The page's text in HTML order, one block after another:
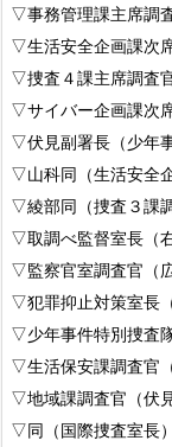
▽事務管理課主席調
▽生活安全企画課次
▽捜査４課主席調査
▽サイバー企画課次
▽伏見副署長（少年
▽山科同（生活安全
▽綾部同（捜査３課
▽取調べ監督室長（
▽監察官室調査官（
▽犯罪抑止対策室長
▽少年事件特別捜査
▽生活保安課調査官
▽地域課調査官（伏
▽同（国際捜査室長